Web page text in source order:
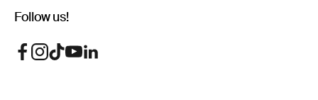
Follow us!